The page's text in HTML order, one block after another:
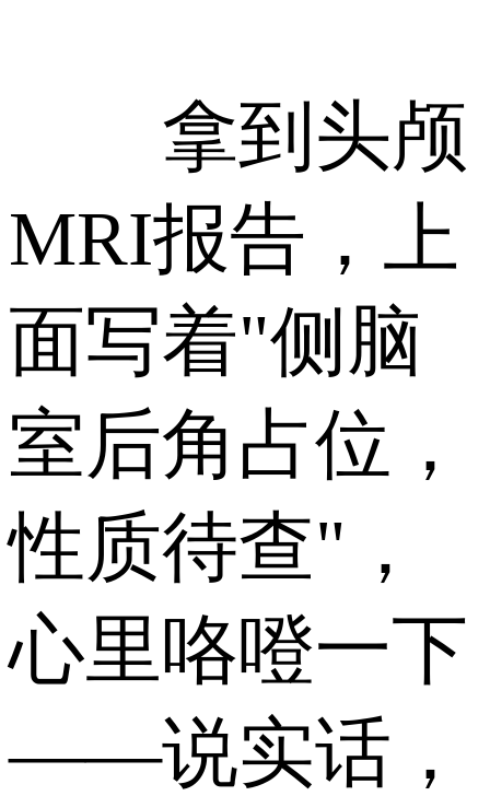
拿到头颅
MRI报告，上
面写着"侧脑
室后角占位，
性质待查"，
心里咯噔一下
——说实话，